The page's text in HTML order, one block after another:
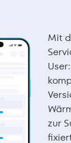
Mit
zur